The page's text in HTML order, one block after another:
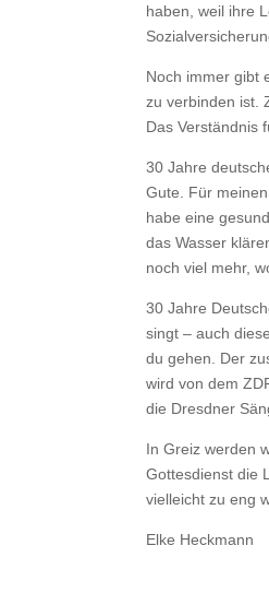
haben, weil ihre
Noch immer gibt
zu verbinden ist.
Das Verständnis
30 Jahre
Gute. Für
habe eine
das Wasser
noch viel mehr,
30 Jahre
singt – auch
du gehen. Der
wird von dem
die Dresdner
In Greiz werden
Gottesdienst die
vielleicht zu eng
Elke Heckmann